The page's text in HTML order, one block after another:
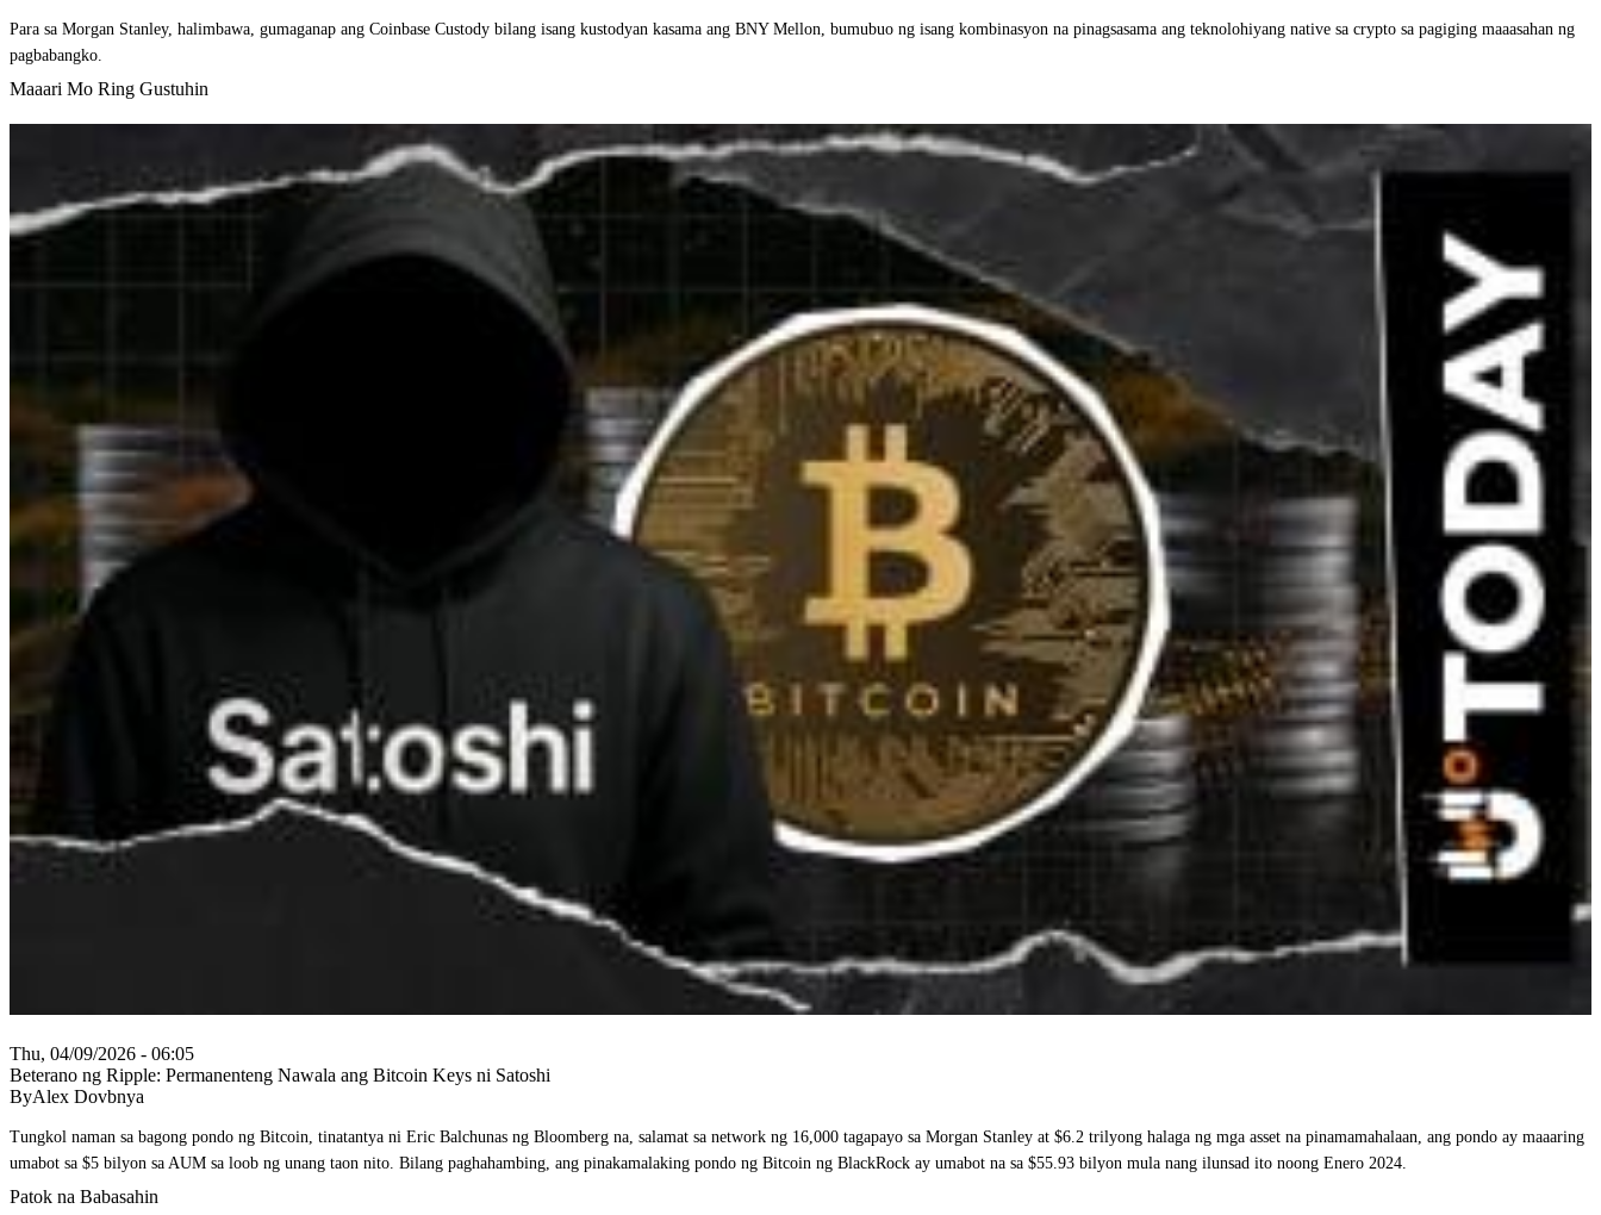
Para sa Morgan Stanley, halimbawa, gumaganap ang Coinbase Custody bilang isang kustodyan kasama ang BNY Mellon, bumubuo ng isang kombinasyon na pinagsasama ang teknolohiyang native sa crypto sa pagiging maaasahan ng
pagbabangko.
Maaari Mo Ring Gustuhin
Thu, 04/09/2026 - 06:05
Beterano ng Ripple: Permanenteng Nawala ang Bitcoin Keys ni Satoshi
ByAlex Dovbnya
Tungkol naman sa bagong pondo ng Bitcoin, tinatantya ni Eric Balchunas ng Bloomberg na, salamat sa network ng 16,000 tagapayo sa Morgan Stanley at $6.2 trilyong halaga ng mga asset na pinamamahalaan, ang pondo ay maaaring
umabot sa $5 bilyon sa AUM sa loob ng unang taon nito. Bilang paghahambing, ang pinakamalaking pondo ng Bitcoin ng BlackRock ay umabot na sa $55.93 bilyon mula nang ilunsad ito noong Enero 2024.
Patok na Babasahin